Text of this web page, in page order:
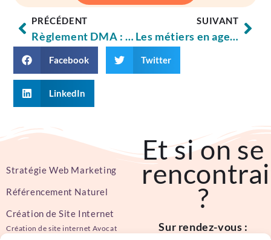
PRÉCÉDENT
Règlement DMA : son impact sur la visibilité des entreprises locales
SUIVANT
Les métiers en agence web : Des profils variés et complémentaires.
Facebook Twitter
LinkedIn
Stratégie Web Marketing
Référencement Naturel
Création de Site Internet
Création de site internet Avocat
Et si on se
?
Sur rendez-vous :